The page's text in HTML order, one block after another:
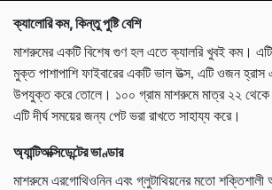
ক্যালোরি কম, কিন্তু পুষ্টি বেশি
মাশরুমের একটি বিশেষ গুণ হল এতে ক্যালরি খুবই কম। এটি
মুক্ত পাশাপাশি ফাইবারের একটি ভাল উত্স, এটি ওজন হ্রাস
উপযুক্ত করে তোলে। ১০০ গ্রাম মাশরুমে মাত্র ২২ থেকে
এটি দীর্ঘ সময়ের জন্য পেট ভরা রাখতে সাহায্য করে।
অ্যান্টিঅক্সিডেন্টের ভাণ্ডার
মাশরুমে এরগোথিওনিন এবং গ্লুটাথিয়নের মতো শক্তিশালী